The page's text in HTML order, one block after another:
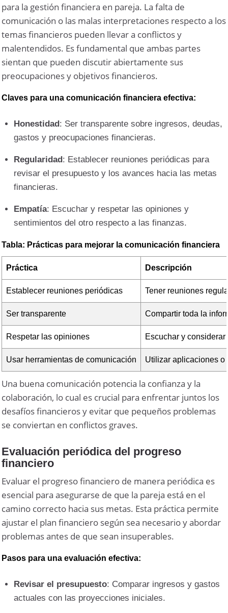
para la gestión financiera en pareja. La falta de
comunicación o las malas interpretaciones respecto a los
temas financieros pueden llevar a conflictos y
malentendidos. Es fundamental que ambas partes
sientan que pueden discutir abiertamente sus
preocupaciones y objetivos financieros.
Claves para una comunicación financiera efectiva:
Honestidad: Ser transparente sobre ingresos, deudas,
gastos y preocupaciones financieras.
Regularidad: Establecer reuniones periódicas para
revisar el presupuesto y los avances hacia las metas
financieras.
Empatía: Escuchar y respetar las opiniones y
sentimientos del otro respecto a las finanzas.
Tabla: Prácticas para mejorar la comunicación financiera
Práctica Descripción
Establecer reuniones periódicas Tener reuniones
Ser transparente Compartir toda la
Respetar las opiniones Escuchar y
Usar herramientas de comunicación Utilizar aplicaciones o
Una buena comunicación potencia la confianza y la
colaboración, lo cual es crucial para enfrentar juntos los
desafíos financieros y evitar que pequeños problemas
se conviertan en conflictos graves.
Evaluación periódica del progreso
financiero
Evaluar el progreso financiero de manera periódica es
esencial para asegurarse de que la pareja está en el
camino correcto hacia sus metas. Esta práctica permite
ajustar el plan financiero según sea necesario y abordar
problemas antes de que sean insuperables.
Pasos para una evaluación efectiva:
Revisar el presupuesto: Comparar ingresos y gastos
actuales con las proyecciones iniciales.